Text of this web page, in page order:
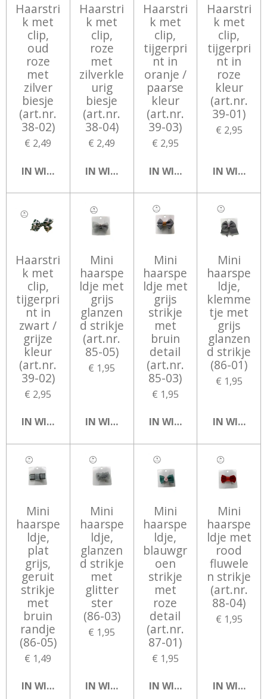
Haarstri
k met
clip,
oud
roze
met
zilver
biesje
(art.nr.
38-02)
€ 2,49
IN WINKELWAGEN
Haarstri
k met
clip,
roze
met
zilverkle
urig
biesje
(art.nr.
38-04)
€ 2,49
IN WINKELWAGEN
Haarstri
k met
clip,
tijgerpri
nt in
oranje /
paarse
kleur
(art.nr.
39-03)
€ 2,95
IN WINKELWAGEN
Haarstri
k met
clip,
tijgerpri
nt in
roze
kleur
(art.nr.
39-01)
€ 2,95
IN
Haarstri
k met
clip,
tijgerpri
nt in
zwart /
grijze
kleur
(art.nr.
39-02)
€ 2,95
IN WINKELWAGEN
Mini
haarspe
ldje met
grijs
glanzen
d strikje
(art.nr.
85-05)
€ 1,95
IN WINKELWAGEN
Mini
haarspe
ldje met
grijs
strikje
met
bruin
detail
(art.nr.
85-03)
€ 1,95
IN WINKELWAGEN
Mini
haarspe
ldje,
klemme
tje met
grijs
glanzen
d strikje
(86-01)
€ 1,95
IN
Mini
haarspe
ldje,
plat
grijs,
geruit
strikje
met
bruin
randje
(86-05)
€ 1,49
IN WINKELWAGEN
Mini
haarspe
ldje,
glanzen
d strikje
met
glitter
ster
(86-03)
€ 1,95
IN WINKELWAGEN
Mini
haarspe
ldje,
blauwgr
oen
strikje
met
roze
detail
(art.nr.
87-01)
€ 1,95
IN WINKELWAGEN
Mini
haarspe
ldje met
rood
fluwele
n strikje
(art.nr.
88-04)
€ 1,95
IN